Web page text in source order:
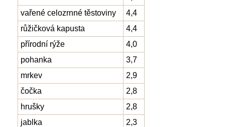
vařené celozrnné těstoviny
4,4
růžičková kapusta
4,4
přírodní rýže
4,0
pohanka
3,7
mrkev
2,9
čočka
2,8
hrušky
2,8
jablka
2,3